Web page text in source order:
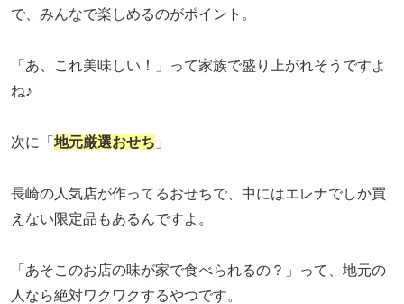
で、みんなで楽しめるのがポイント。
「あ、これ美味しい！」って家族で盛り上がれそうですよ
ね♪
次に「 地元厳選おせち 」
長崎の人気店が作ってるおせちで、中にはエレナでしか買
えない限定品もあるんですよ。
「あそこのお店の味が家で食べられるの？」って、地元の
人なら絶対ワクワクするやつです。